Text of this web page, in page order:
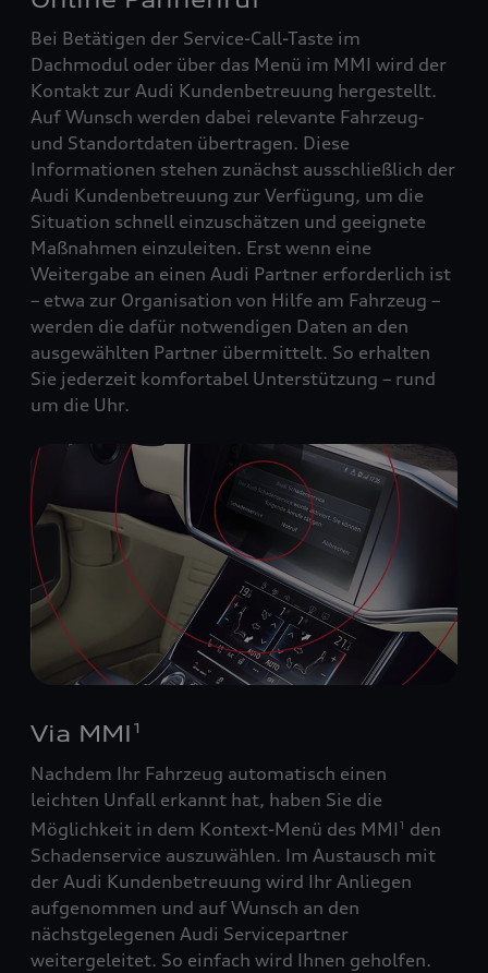
Bei Betätigen der Service-Call-Taste im
Dachmodul oder über das Menü im MMI wird der
Kontakt zur Audi Kundenbetreuung hergestellt.
Auf Wunsch werden dabei relevante Fahrzeug‑
und Standortdaten übertragen. Diese
Informationen stehen zunächst ausschließlich der
Audi Kundenbetreuung zur Verfügung, um die
Situation schnell einzuschätzen und geeignete
Maßnahmen einzuleiten. Erst wenn eine
Weitergabe an einen Audi Partner erforderlich ist
– etwa zur Organisation von Hilfe am Fahrzeug –
werden die dafür notwendigen Daten an den
ausgewählten Partner übermittelt. So erhalten
Sie jederzeit komfortabel Unterstützung – rund
um die Uhr.
Via MMI 1
Nachdem Ihr Fahrzeug automatisch einen
leichten Unfall erkannt hat, haben Sie die
Möglichkeit in dem Kontext-Menü des MMI 1
den
Schadenservice auszuwählen. Im Austausch mit
der Audi Kundenbetreuung wird Ihr Anliegen
aufgenommen und auf Wunsch an den
nächstgelegenen Audi Servicepartner
weitergeleitet. So einfach wird Ihnen geholfen.